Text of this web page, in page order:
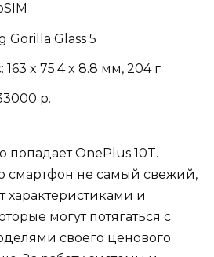
Gorilla Glass 5
x 75.4 x 8.8 мм, 204 г
р.
попадает OnePlus 10T.
смартфон не самый свежий,
характеристиками и
могут потягаться с
своего ценового